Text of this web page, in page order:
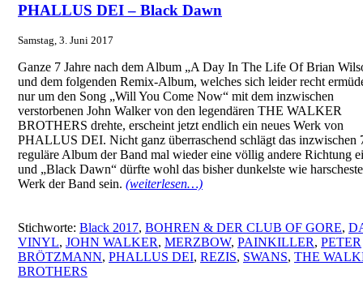
PHALLUS DEI – Black Dawn
Samstag, 3. Juni 2017
Ganze 7 Jahre nach dem Album „A Day In The Life Of Brian
und dem folgenden Remix-Album, welches sich leider recht
nur um den Song „Will You Come Now“ mit dem inzwischen
verstorbenen John Walker von den legendären THE WALKER
BROTHERS drehte, erscheint jetzt endlich ein neues Werk von
PHALLUS DEI. Nicht ganz überraschend schlägt das inzwischen
reguläre Album der Band mal wieder eine völlig andere Richtung
und „Black Dawn“ dürfte wohl das bisher dunkelste wie harscheste
Werk der Band sein. (weiterlesen…)
Stichworte: Black 2017, BOHREN & DER CLUB OF GORE,
VINYL, JOHN WALKER, MERZBOW, PAINKILLER, PETER
BRÖTZMANN, PHALLUS DEI, REZIS, SWANS, THE
BROTHERS